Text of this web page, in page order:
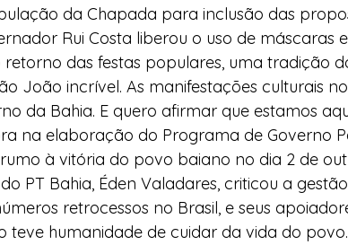
da Chapada para inclusão das
Rui Costa liberou o uso de máscaras
das festas populares, uma tradição
João incrível. As manifestações culturais
da Bahia. E quero afirmar que estamos
na elaboração do Programa de Governo
à vitória do povo baiano no dia 2 de
PT Bahia, Éden Valadares, criticou a
retrocessos no Brasil, e seus
teve humanidade de cuidar da vida do